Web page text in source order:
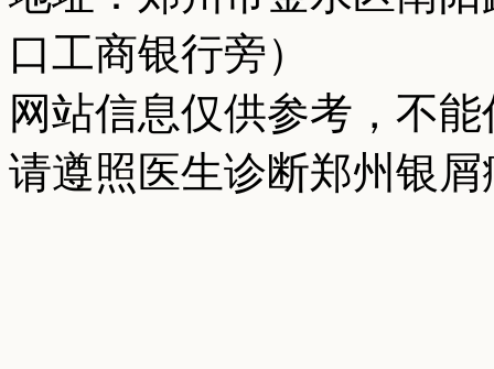
口工商银行旁）
网站信息仅供参考，不
请遵照医生诊断郑州银